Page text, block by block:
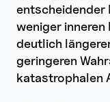
entscheidender
weniger inneren
deutlich
geringeren
katastrophalen